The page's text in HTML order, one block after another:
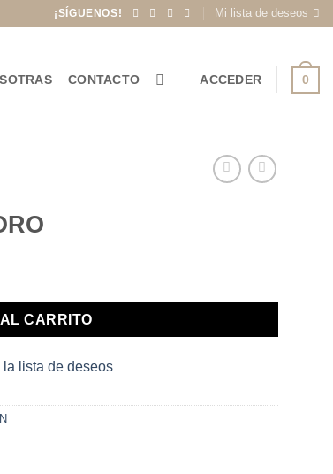
¡SÍGUENOS! Mi lista de deseos
CONTACTO ACCEDER 0
CARRITO
la lista de deseos